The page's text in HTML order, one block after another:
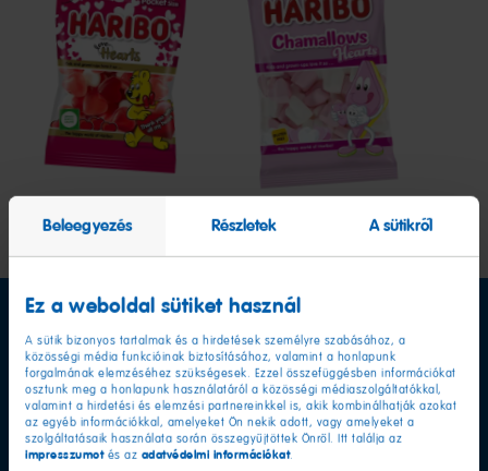
Beleegyezés Részletek A sütikről
Ez a weboldal sütiket használ
A sütik bizonyos tartalmak és a hirdetések személyre szabásához, a
közösségi média funkcióinak biztosításához, valamint a honlapunk
forgalmának elemzéséhez szükségesek. Ezzel összefüggésben információkat
osztunk meg a honlapunk használatáról a közösségi médiaszolgáltatókkal,
valamint a hirdetési és elemzési partnereinkkel is, akik kombinálhatják azokat
az egyéb információkkal, amelyeket Ön nekik adott, vagy amelyeket a
szolgáltatásaik használata során összegyűjtöttek Önről. Itt találja az
impresszumot és az adatvédelmi információkat.
Love
Hearts
Chamallows